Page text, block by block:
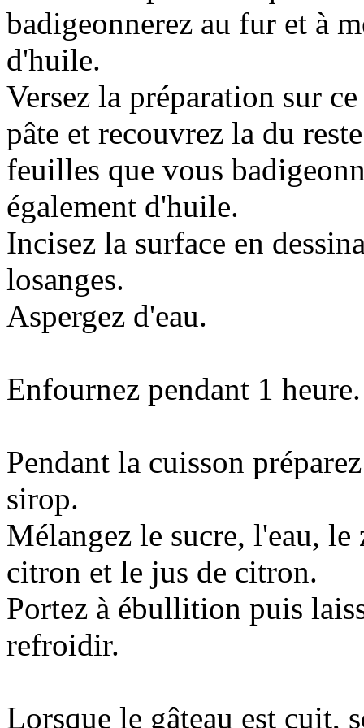
badigeonnerez au fur et à
d'huile.
Versez la préparation sur
pâte et recouvrez la du
feuilles que vous
également d'huile.
Incisez la surface en
losanges.
Aspergez d'eau.
Enfournez pendant 1 heure.
Pendant la cuisson
sirop.
Mélangez le sucre, l'eau, le
citron et le jus de citron.
Portez à ébullition puis
refroidir.
Lorsque le gâteau est cuit,